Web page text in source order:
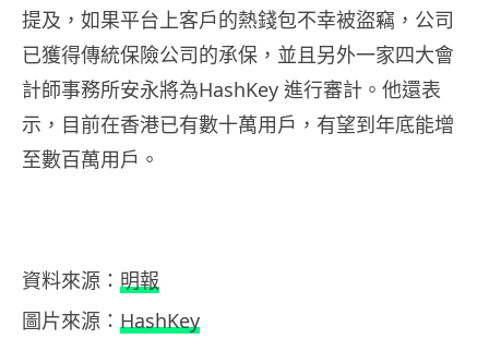
提及，如果平台上客戶的熱錢包不幸被盜竊，公司
已獲得傳統保險公司的承保，並且另外一家四大會
計師事務所安永將為HashKey 進行審計。他還表
示，目前在香港已有數十萬用戶，有望到年底能增
至數百萬用戶。
資料來源： 明報
圖片來源： HashKey